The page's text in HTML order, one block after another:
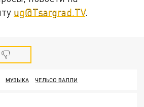
ug@Tsargrad.TV.
МУЗЫКА ЧЕЛЬСО ВАЛЛИ